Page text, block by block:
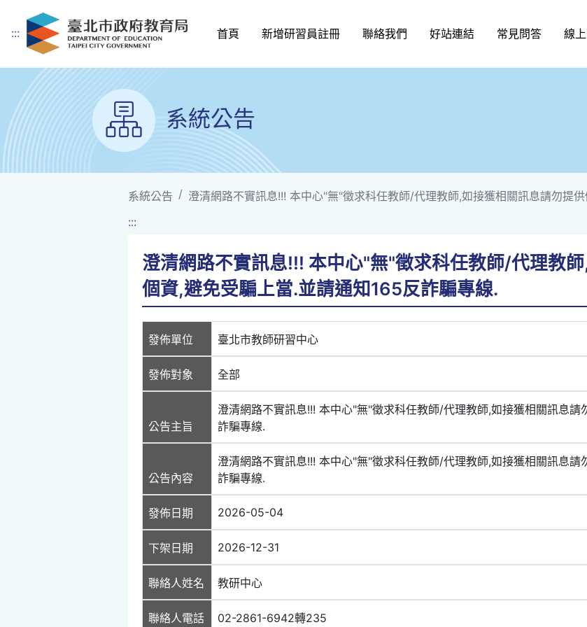
跳到主要內容
::: 首頁 新增研習員註冊 聯絡我們 好站連結 常見問答 線
系統公告
系統公告
澄清網路不實訊息!!! 本中心"無"徵求科任教師/代理教師,如接獲相關訊息請勿提
:::
澄清網路不實訊息!!! 本中心"無"徵求科任教師/代理教
個資,避免受騙上當.並請通知165反詐騙專線.
發佈單位 臺北市教師研習中心
發佈對象 全部
公告主旨
澄清網路不實訊息!!! 本中心"無"徵求科任教師/代理教師,如接獲相關訊息
詐騙專線.
公告內容
澄清網路不實訊息!!! 本中心"無"徵求科任教師/代理教師,如接獲相關訊息
詐騙專線.
發佈日期 2026-05-04
下架日期 2026-12-31
聯絡人姓名 教研中心
聯絡人電話 02-2861-6942轉235